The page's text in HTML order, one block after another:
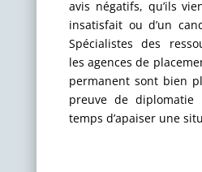
avis négatifs, qu’ils
insatisfait ou d’un
Spécialistes des
les agences de
permanent sont bien
preuve de
temps d’apaiser une